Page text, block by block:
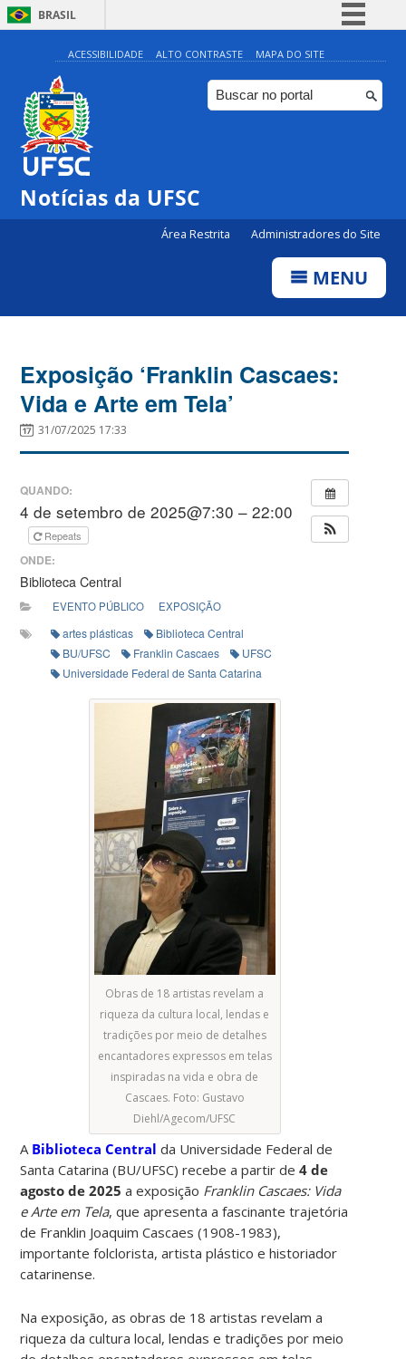
BRASIL
Simplifique!
Comunica BR
Participe
ACESSIBILIDADE ALTO CONTRASTE MAPA DO SITE
Notícias da UFSC
Área Restrita Administradores do Site
MENU
Exposição ‘Franklin Cascaes:
Vida e Arte em Tela’
31/07/2025 17:33
QUANDO:
4 de setembro de 2025@7:30 – 22:00
Repeats
ONDE:
Biblioteca Central
EVENTO PÚBLICO EXPOSIÇÃO
artes plásticas
Biblioteca Central
BU/UFSC
Franklin Cascaes
UFSC
Universidade Federal de Santa Catarina
Obras de 18 artistas revelam a
riqueza da cultura local, lendas e
tradições por meio de detalhes
encantadores expressos em telas
inspiradas na vida e obra de
Cascaes. Foto: Gustavo
Diehl/Agecom/UFSC
A Biblioteca Central da Universidade Federal de
Santa Catarina (BU/UFSC) recebe a partir de4 de
agosto de 2025 a exposição Franklin Cascaes: Vida
e Arte em Tela, que apresenta a fascinante trajetória
de Franklin Joaquim Cascaes (1908-1983),
importante folclorista, artista plástico e historiador
catarinense.
Na exposição, as obras de 18 artistas revelam a
riqueza da cultura local, lendas e tradições por meio